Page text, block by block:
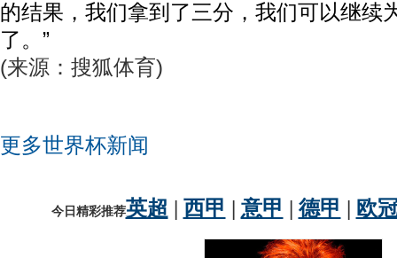
的结果，我们拿到了三分，我们可以继续
了。”
(来源：搜狐体育)
更多世界杯新闻